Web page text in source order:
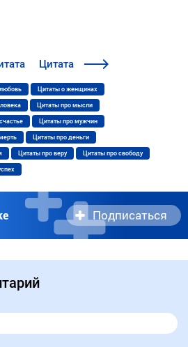
Цитата
любовь Цитаты о женщинах
Цитаты про мысли
Цитаты про мужчин
Цитаты про деньги
Цитаты про веру Цитаты про свободу
Подписаться